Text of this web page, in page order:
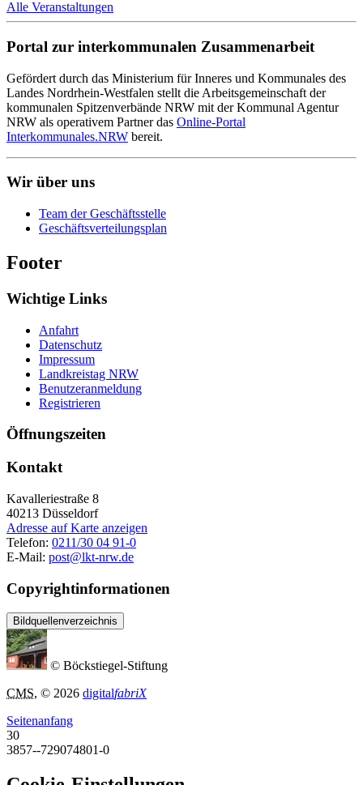
Alle Veranstaltungen
Portal zur interkommunalen Zusammenarbeit
Gefördert durch das Ministerium für Inneres und Kommunales des
Landes Nordrhein-Westfalen stellt die Arbeitsgemeinschaft der
kommunalen Spitzenverbände NRW mit der Kommunal Agentur
NRW als operativem Partner das Online-Portal
Interkommunales.NRW bereit.
Wir über uns
Team der Geschäftsstelle
Geschäftsverteilungsplan
Footer
Wichtige Links
Anfahrt
Datenschutz
Impressum
Landkreistag NRW
Benutzeranmeldung
Registrieren
Öffnungszeiten
Kontakt
Kavalleriestraße 8
40213 Düsseldorf
Adresse auf Karte anzeigen
Telefon: 0211/30 04 91-0
E-Mail: post@lkt-nrw.de
Copyrightinformationen
Bildquellenverzeichnis
© Böckstiegel-Stiftung
CMS, © 2026 digitalfabriX
Seitenanfang
30
3857--729074801-0